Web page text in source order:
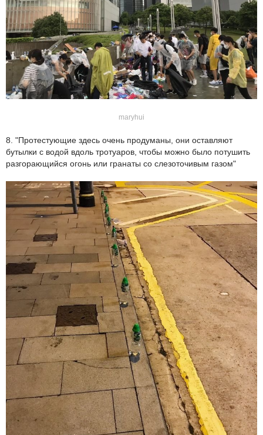
maryhui
8. "Протестующие здесь очень продуманы, они оставляют
бутылки с водой вдоль тротуаров, чтобы можно было потушить
разгорающийся огонь или гранаты со слезоточивым газом"